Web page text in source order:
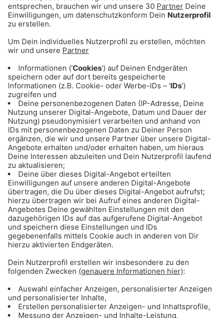
Mode, Marken, München – am Freitag gibt es
ein tolles Event rund um Fashion. Kleidung,
Schnäppchenpreisen ergattern. Schafft Platz im
Voraussetzung ist Marke, gute Qualität und
guter Zustand. Also auf die Plätze, fertig,
feilschen.
Die Gong 96.3 Wochenend-Tipps werden
präsentiert vom
Flughafen München . Schön, dass Du hier bist
Das könnte dich auch